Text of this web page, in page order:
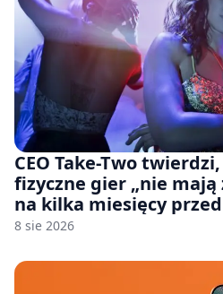
CEO Take-Two
fizyczne gier „nie mają
na kilka miesięcy
8 sie 2026